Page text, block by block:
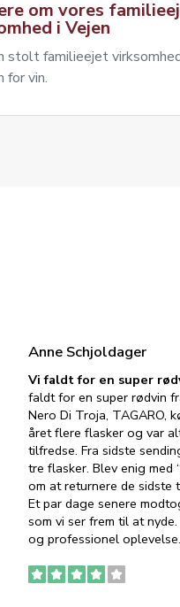
om vores
i Vejen
stolt familieejet
for vin.
Anne Schjoldager
Vi faldt for en super
faldt for en super rødvin
Nero Di Troja, TAGARO,
året flere flasker og var
tilfredse. Fra sidste
tre flasker. Blev enig med
om at returnere de sidste
Et par dage senere
som vi ser frem til at
og professionel oplevelse.